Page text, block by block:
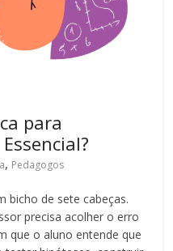
para
, Pedagogos
bicho de sete cabeças.
precisa acolher o erro
que o aluno entende que